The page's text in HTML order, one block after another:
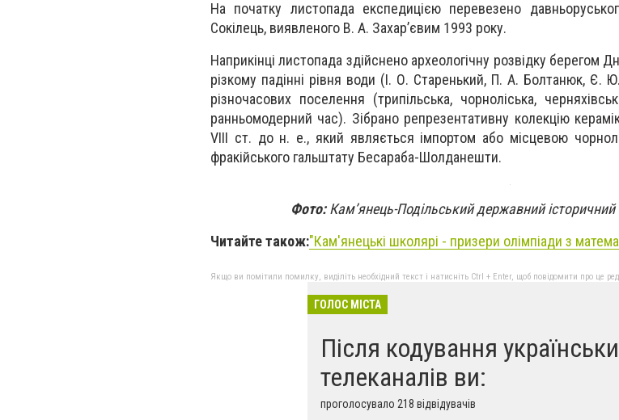
На початку листопада експедицією перевезено
Сокілець, виявленого В. А. Захар’євим 1993 року.
Наприкінці листопада здійснено археологічну розвідку берегом
різкому падінні рівня води (І. О. Старенький, П. А. Болтанюк, Є.
різночасових поселення (трипільська, чорноліська,
ранньомодерний час). Зібрано репрезентативну колекцію
VIII ст. до н. е., який являється імпортом або місцевою
фракійського гальштату Бесараба-Шолданешти.
Фото:Кам’янець-Подільський державний
Читайте також:"Кам'янецькі школярі - призери олімпіади з
Якщо ви помітили помилку, виділіть необхідний текст і натисніть Ctrl + Enter, щоб повідомити про це
ГОЛОС МІСТА
Після кодування
телеканалів ви:
проголосувало 218 відвідувачів